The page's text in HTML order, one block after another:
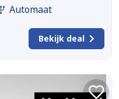
Automaat
Bekijk deal